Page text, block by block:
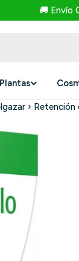
🚚 Envío
Plantas
› Retención